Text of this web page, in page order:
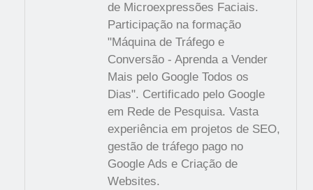
de Microexpressões Faciais.
Participação na formação
"Máquina de Tráfego e
Conversão - Aprenda a Vender
Mais pelo Google Todos os
Dias". Certificado pelo Google
em Rede de Pesquisa. Vasta
experiência em projetos de SEO,
gestão de tráfego pago no
Google Ads e Criação de
Websites.